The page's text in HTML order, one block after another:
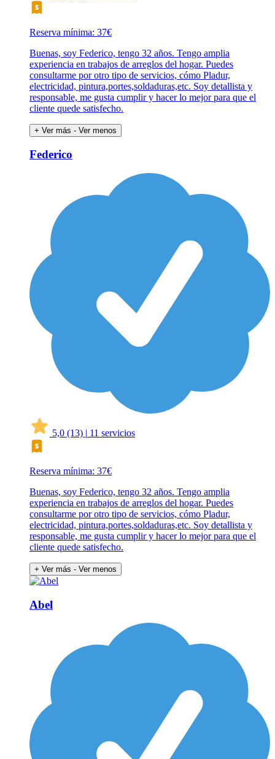
Reserva mínima: 37€
Buenas, soy Federico, tengo 32 años. Tengo amplia
experiencia en trabajos de arreglos del hogar. Puedes
consultarme por otro tipo de servicios, cómo Pladur,
electricidad, pintura,portes,soldaduras,etc. Soy detallista y
responsable, me gusta cumplir y hacer lo mejor para que el
cliente quede satisfecho.
+ Ver más - Ver menos
Federico
5,0 (13) | 11 servicios
Reserva mínima: 37€
Buenas, soy Federico, tengo 32 años. Tengo amplia
experiencia en trabajos de arreglos del hogar. Puedes
consultarme por otro tipo de servicios, cómo Pladur,
electricidad, pintura,portes,soldaduras,etc. Soy detallista y
responsable, me gusta cumplir y hacer lo mejor para que el
cliente quede satisfecho.
+ Ver más - Ver menos
Abel